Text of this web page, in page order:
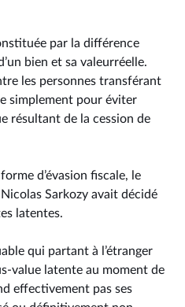
par la différence
bien et sa valeurréelle.
les personnes transférant
simplement pour éviter
résultant de la cession de
d’évasion fiscale, le
Sarkozy avait décidé
latentes.
qui partant à l’étranger
value latente au moment de
effectivement pas ses